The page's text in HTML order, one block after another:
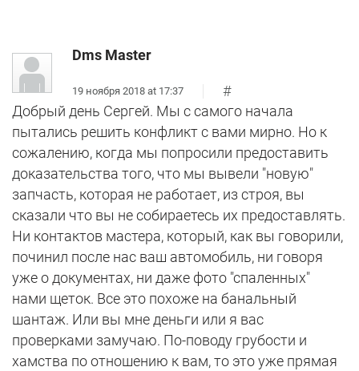
Dms Master
19 ноября 2018 at 17:37
#
Добрый день Сергей. Мы с самого начала
пытались решить конфликт с вами мирно. Но к
сожалению, когда мы попросили предоставить
доказательства того, что мы вывели "новую"
запчасть, которая не работает, из строя, вы
сказали что вы не собираетесь их предоставлять.
Ни контактов мастера, который, как вы говорили,
починил после нас ваш автомобиль, ни говоря
уже о документах, ни даже фото "спаленных"
нами щеток. Все это похоже на банальный
шантаж. Или вы мне деньги или я вас
проверками замучаю. По-поводу грубости и
хамства по отношению к вам, то это уже прямая